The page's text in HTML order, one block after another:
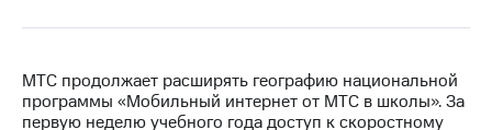
Контакты
МТС продолжает расширять географию национальной
программы «Мобильный интернет от МТС в школы». За
первую неделю учебного года доступ к скоростному